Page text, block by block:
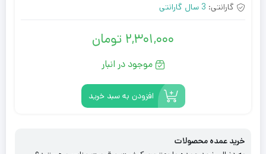
گارانتی: 3 سال گارانتی
2,301,000 تومان
موجود در انبار
افزودن به سبد خرید
خرید عمده محصولات